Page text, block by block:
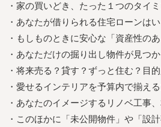
・家の買いどき、たった１つのタイ
・あなたが借りられる住宅ローンは
・もしものときに安心な「資産性の
・あなただけの掘り出し物件が見つ
・将来売る？貸す？ずっと住む？目
・愛せるインテリアを予算内で揃える
・あなたのイメージするリノベ工事
・このほかに「未公開物件」や「設